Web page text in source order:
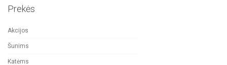
Prekės
Akcijos
Šunims
Katėms